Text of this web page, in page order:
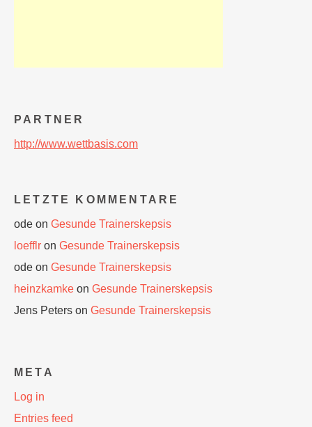
PARTNER
http://www.wettbasis.com
LETZTE KOMMENTARE
ode on Gesunde Trainerskepsis
loefflr on Gesunde Trainerskepsis
ode on Gesunde Trainerskepsis
heinzkamke on Gesunde Trainerskepsis
Jens Peters on Gesunde Trainerskepsis
META
Log in
Entries feed